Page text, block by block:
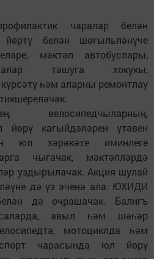
чаралар белән
йөртү белән шөгыльләнүче
мәктәп автобуслары,
ташуга хокукы,
һәм аларны ремонтлау
велосипедчыларның,
кагыйдәләрен үтәвен
юл хәрәкәте иминлеге
чыгачак, мәктәпләрдә
уздырылачак. Акция шулай
дә үз эченә ала. ЮХИДИ
дә очрашачак. Балигъ
авыл һәм шәһәр
мотоциклда һәм
чарасында юл йөрү